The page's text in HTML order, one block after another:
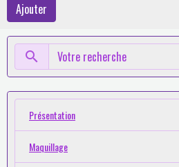
Ajouter
Présentation
Maquillage